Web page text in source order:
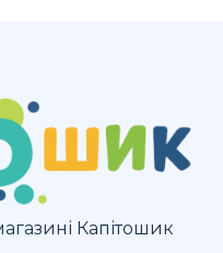
Капітошик